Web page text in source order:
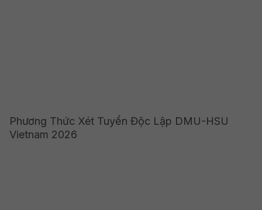
Phương Thức Xét Tuyển Độc Lập DMU-HSU
Vietnam 2026